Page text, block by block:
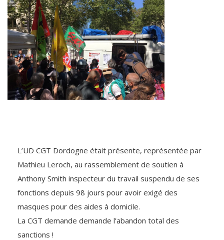
L’UD CGT Dordogne était présente, représentée par
Mathieu Leroch, au rassemblement de soutien à
Anthony Smith inspecteur du travail suspendu de ses
fonctions depuis 98 jours pour avoir exigé des
masques pour des aides à domicile.
La CGT demande demande l’abandon total des
sanctions !